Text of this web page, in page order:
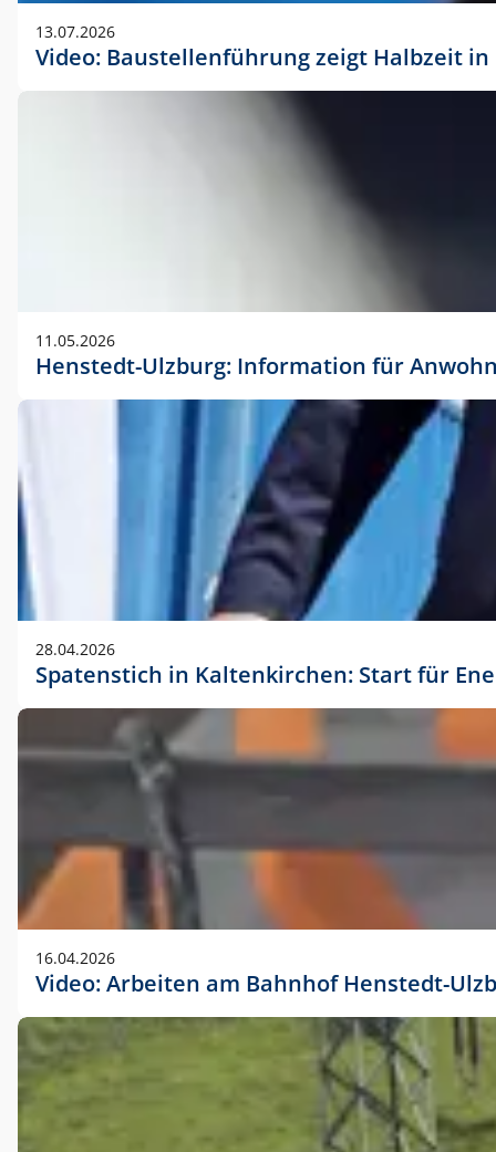
13.07.2026
Video: Baustellenführung zeigt Halbzeit
11.05.2026
Henstedt-Ulzburg: Information für
28.04.2026
Spatenstich in Kaltenkirchen: Start für
16.04.2026
Video: Arbeiten am Bahnhof Henstedt-